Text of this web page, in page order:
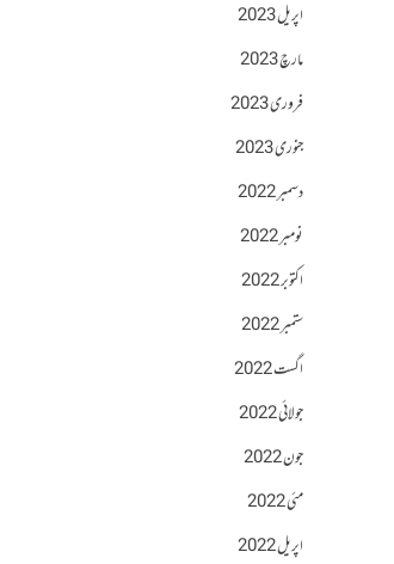
اپریل 2023
مارچ 2023
فروری 2023
جنوری 2023
دسمبر 2022
نومبر 2022
اکتوبر 2022
ستمبر 2022
اگست 2022
جولائی 2022
جون 2022
مئی 2022
اپریل 2022